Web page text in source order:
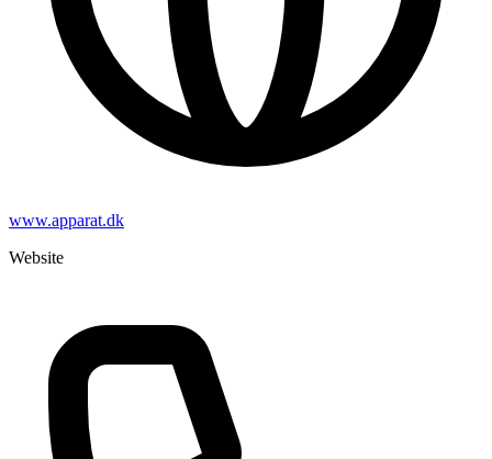
www.apparat.dk
Website